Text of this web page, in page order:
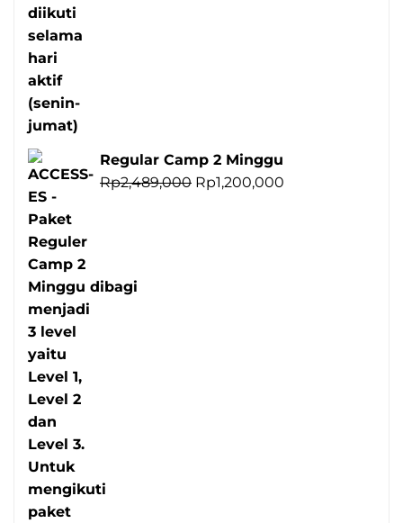
Regular Camp 2 Minggu
Rp2,489,000 Harga
Rp1,200,000